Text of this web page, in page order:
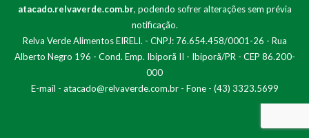
atacado.relvaverde.com.br, podendo sofrer alterações sem prévia
notificação.
Relva Verde Alimentos EIRELI. - CNPJ: 76.654.458/0001-26 - Rua
Alberto Negro 196 - Cond. Emp. Ibiporã II - Ibiporã/PR - CEP 86.200-
000
E-mail - atacado@relvaverde.com.br- Fone - (43) 3323.5699